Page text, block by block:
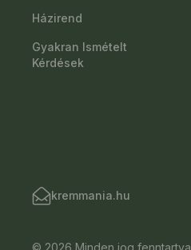
Házirend
Gyakran Ismételt
Kérdések
kremmania.hu
© 2026 Minden jog fenntartva.